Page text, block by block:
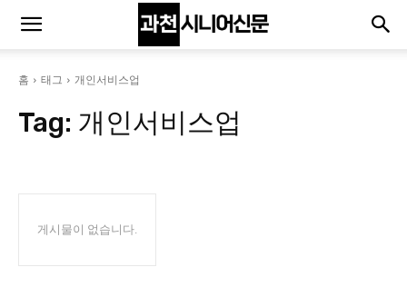
홈 태그 개인서비스업
Tag: 개인서비스업
게시물이 없습니다.